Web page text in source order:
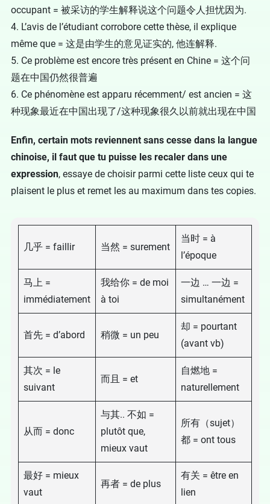
occupant = 被采访的学生解释说这个问题令人担忧因为.
4. L’avis de l’étudiant corrobore cette thèse, il explique
même que = 这是由学生的意见证实的, 他连解释.
5. Ce problème est encore très présent en Chine = 这个问
题在中国仍然很普遍
6. Ce phénomène est apparu récemment/ est ancien = 这
种现象最近在中国出现了/这种现象很久以前就出现在中国
Enfin, certain mots reviennent sans cesse dans la langue
chinoise, il faut que tu puisse les recaler dans une
expression, essaye de choisir parmi cette liste ceux qui te
plaisent le plus et remet les au maximum dans tes copies.
几乎 = faillir 当然 = surement
当时 = à
l’époque
马上 =
immédiatement
我给你 = de moi
à toi
一边 … 一边 =
simultanément
首先 = d’abord 稍微 = un peu
却 = pourtant
(avant vb)
其次 = le
suivant
而且 = et
自燃地 =
naturellement
从而 = donc
与其.. 不如 =
plutôt que,
mieux vaut
所有（sujet）
都 = ont tous
最好 = mieux
vaut
再者 = de plus
有关 = être en
lien